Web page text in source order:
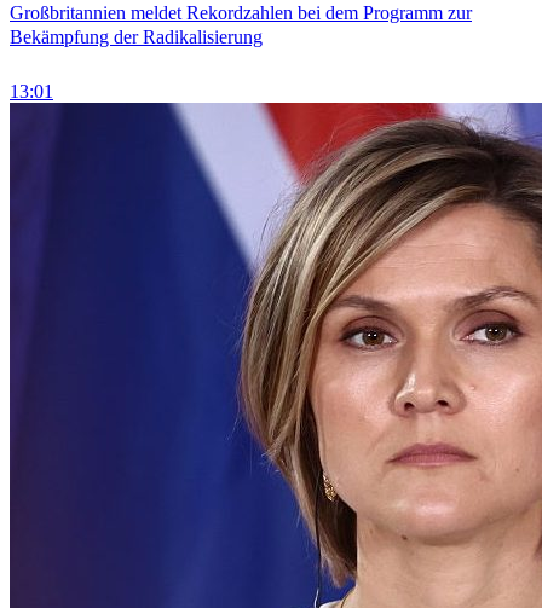
Großbritannien meldet Rekordzahlen bei dem Programm zur
Bekämpfung der Radikalisierung
13:01